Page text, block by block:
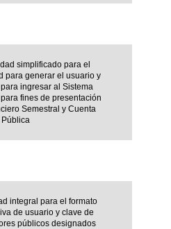
simplificado para el
para generar el usuario y
ingresar al Sistema
fines de presentación
Semestral y Cuenta
Pública
integral para el formato
de usuario y clave de
públicos designados